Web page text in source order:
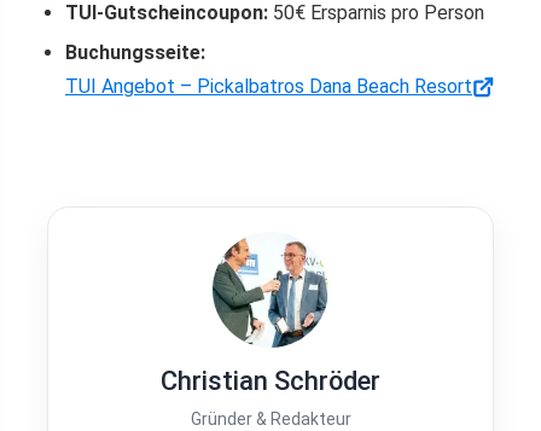
TUI-Gutscheincoupon: 50€ Ersparnis pro Person
Buchungsseite:
TUI Angebot – Pickalbatros Dana Beach Resort
Christian Schröder
Gründer & Redakteur